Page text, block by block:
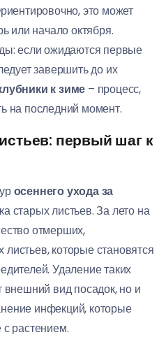
это может
или начало октября.
если ожидаются первые
завершить до их
к зиме – процесс,
на последний момент.
первый шаг к
осеннего ухода за
старых листьев. За лето на
отмерших,
которые становятся
Удаление таких
внешний вид посадок, но и
инфекций, которые
с растением.